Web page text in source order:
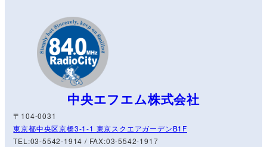
中央エフエム株式会社
〒104-0031
東京都中央区京橋3-1-1 東京スクエアガーデンB1F
TEL:03-5542-1914 / FAX:03-5542-1917